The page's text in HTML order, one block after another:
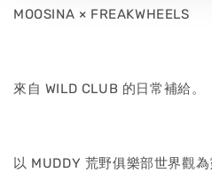
MOOSINA × FREAKWHEELS
來自 WILD CLUB 的日常補給。
以 MUDDY 荒野俱樂部世界觀為